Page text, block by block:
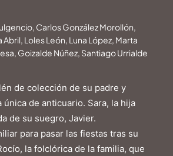
Carlos González Morollón,
Loles León, Luna López, Marta
Goizalde Núñez, Santiago Urrialde
de colección de su padre y
de anticuario. Sara, la hija
de su suegro, Javier.
para pasar las fiestas tras su
la folclórica de la familia, que